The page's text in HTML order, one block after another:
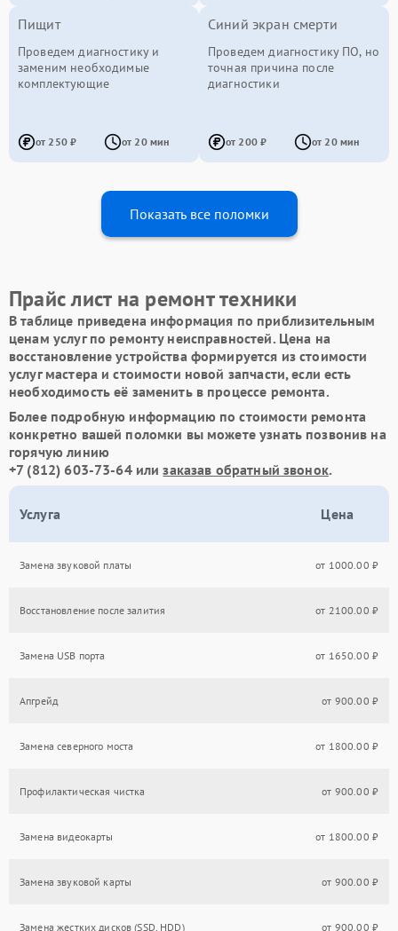
Пищит
Проведем диагностику и
заменим необходимые
комплектующие
от 250 ₽ от 20 мин
Синий экран смерти
Проведем диагностику ПО, но
точная причина после
диагностики
от 200 ₽ от 20 мин
Показать все поломки
Прайс лист на ремонт техники
В таблице приведена информация по приблизительным
ценам услуг по ремонту неисправностей. Цена на
восстановление устройства формируется из стоимости
услуг мастера и стоимости новой запчасти, если есть
необходимость её заменить в процессе ремонта.
Более подробную информацию по стоимости ремонта
конкретно вашей поломки вы можете узнать позвонив на
горячую линию
+7 (812) 603-73-64илизаказав обратный звонок.
Услуга Цена
Замена звуковой платы от 1000.00 ₽
Восстановление после залития от 2100.00 ₽
Замена USB порта от 1650.00 ₽
Апгрейд от 900.00 ₽
Замена северного моста от 1800.00 ₽
Профилактическая чистка от 900.00 ₽
Замена видеокарты от 1800.00 ₽
Замена звуковой карты от 900.00 ₽
Замена жестких дисков (SSD, HDD) от 900.00 ₽